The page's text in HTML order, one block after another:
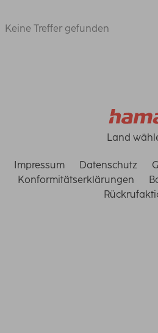
Keine Treffer gefunden
Land
Impressum Datenschutz
Konformitätserklärungen